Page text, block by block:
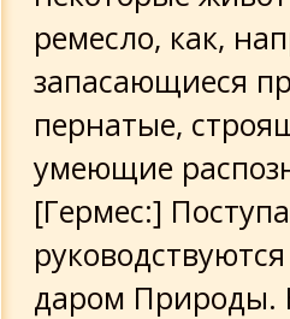
ремесло, как,
запасающиеся
пернатые,
умеющие
[Гермес:]
даром Природы.